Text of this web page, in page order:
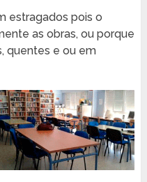
estragados pois o
as obras, ou porque
quentes e ou em